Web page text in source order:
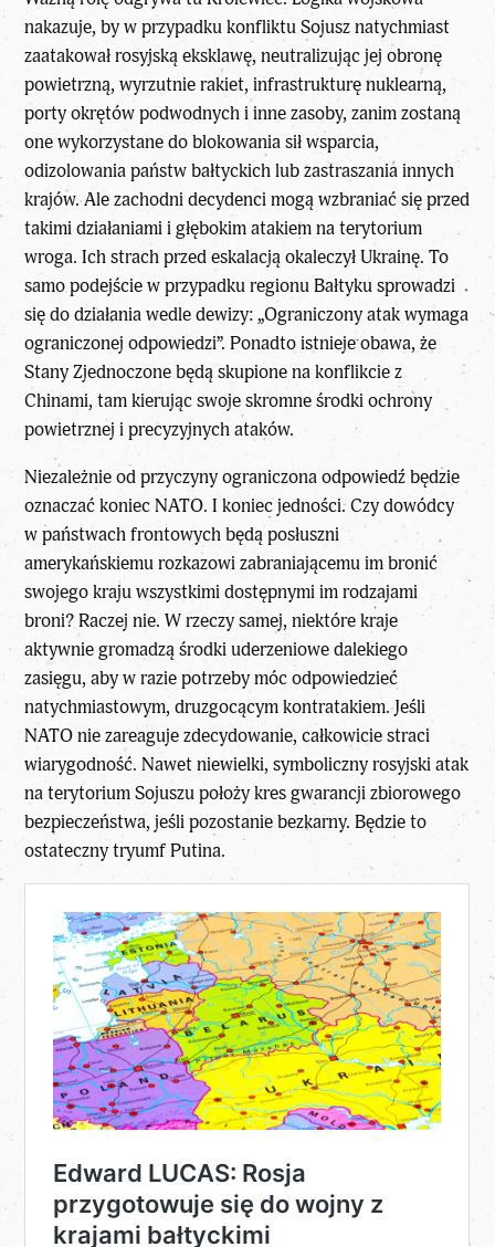
nakazuje, by w przypadku konfliktu Sojusz natychmiast
zaatakował rosyjską eksklawę, neutralizując jej obronę
powietrzną, wyrzutnie rakiet, infrastrukturę nuklearną,
porty okrętów podwodnych i inne zasoby, zanim zostaną
one wykorzystane do blokowania sił wsparcia,
odizolowania państw bałtyckich lub zastraszania innych
krajów. Ale zachodni decydenci mogą wzbraniać się przed
takimi działaniami i głębokim atakiem na terytorium
wroga. Ich strach przed eskalacją okaleczył Ukrainę. To
samo podejście w przypadku regionu Bałtyku sprowadzi
się do działania wedle dewizy: „Ograniczony atak wymaga
ograniczonej odpowiedzi”. Ponadto istnieje obawa, że
Stany Zjednoczone będą skupione na konflikcie z
Chinami, tam kierując swoje skromne środki ochrony
powietrznej i precyzyjnych ataków.
Niezależnie od przyczyny ograniczona odpowiedź będzie
oznaczać koniec NATO. I koniec jedności. Czy dowódcy
w państwach frontowych będą posłuszni
amerykańskiemu rozkazowi zabraniającemu im bronić
swojego kraju wszystkimi dostępnymi im rodzajami
broni? Raczej nie. W rzeczy samej, niektóre kraje
aktywnie gromadzą środki uderzeniowe dalekiego
zasięgu, aby w razie potrzeby móc odpowiedzieć
natychmiastowym, druzgocącym kontratakiem. Jeśli
NATO nie zareaguje zdecydowanie, całkowicie straci
wiarygodność. Nawet niewielki, symboliczny rosyjski atak
na terytorium Sojuszu położy kres gwarancji zbiorowego
bezpieczeństwa, jeśli pozostanie bezkarny. Będzie to
ostateczny tryumf Putina.